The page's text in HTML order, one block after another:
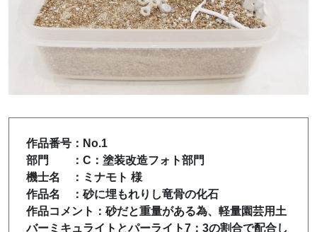
作品番号：No.1
部門 ：C：塗装改造フォト部門
機士名 ：ミナモト 様
作品名 ：砂に埋もれりし竜骨の化石
作品コメント：砂だと重量がある為、軽量園芸用土
バーミキュライトとパーライト7：3の割合で配合し